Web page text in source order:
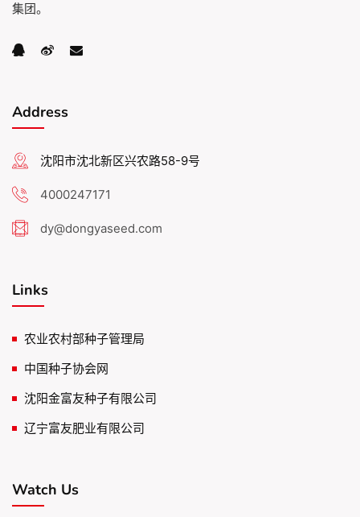
集团。
Address
沈阳市沈北新区兴农路58-9号
4000247171
dy@dongyaseed.com
Links
农业农村部种子管理局
中国种子协会网
沈阳金富友种子有限公司
辽宁富友肥业有限公司
Watch Us